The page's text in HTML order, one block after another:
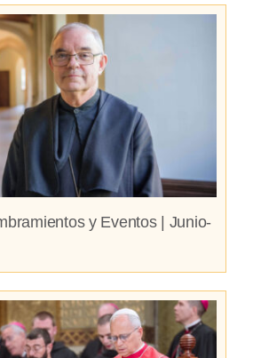
y Eventos | Junio-